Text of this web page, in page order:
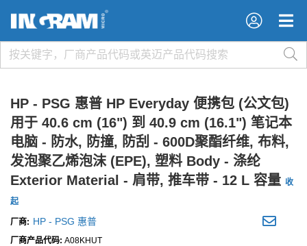
×
×
HP - PSG 惠普 HP Everyday 便携包 (公文包)
用于 40.6 cm (16") 到 40.9 cm (16.1") 笔记本
电脑 - 防水, 防撞, 防刮 - 600D聚酯纤维, 布料,
发泡聚乙烯泡沫 (EPE), 塑料 Body - 涤纶
Exterior Material - 肩带, 推车带 - 12 L 容量 收
起
厂商: HP - PSG 惠普
厂商产品代码: A08KHUT